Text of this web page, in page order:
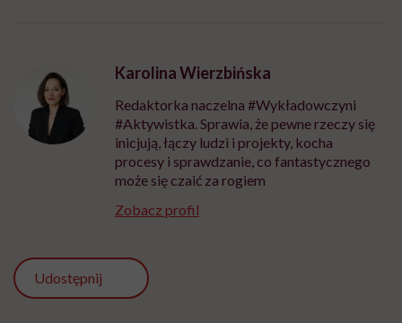
Karolina Wierzbińska
Redaktorka naczelna #Wykładowczyni
#Aktywistka. Sprawia, że pewne rzeczy się
inicjują, łączy ludzi i projekty, kocha
procesy i sprawdzanie, co fantastycznego
może się czaić za rogiem
Zobacz profil
Udostępnij